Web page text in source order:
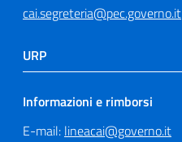
cai.segreteria@pec.governo.it
URP
Informazioni e rimborsi
E-mail: lineacai@governo.it